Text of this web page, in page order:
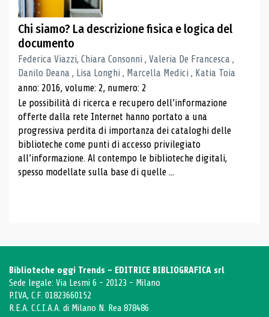
Chi siamo? La descrizione fisica e logica del
documento
Federica Viazzi, Chiara Consonni , Valeria De Francesca ,
Danilo Deana , Lisa Longhi , Marcella Medici , Katia Toia
anno: 2016, volume: 2, numero: 2
Le possibilità di ricerca e recupero dell’informazione
offerte dalla rete Internet hanno portato a una
progressiva perdita di importanza dei cataloghi delle
biblioteche come punti di accesso privilegiato
all’informazione. Al contempo le biblioteche digitali,
spesso modellate sulla base di quelle ...
Biblioteche oggi Trends - EDITRICE BIBLIOGRAFICA srl
Sede legale: Via Lesmi 6 - 20123 - Milano
P.IVA, C.F. 01823660152
R.E.A. C.C.I.A.A. di Milano N. Rea 878486